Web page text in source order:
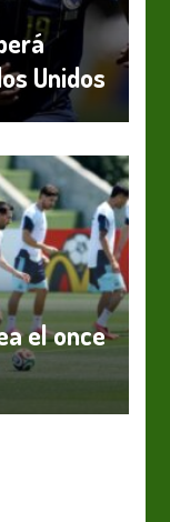
Unidos
el once